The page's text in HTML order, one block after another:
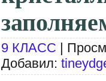
9 КЛАСС |
Добавил: